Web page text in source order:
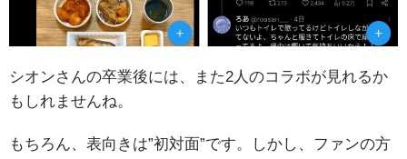
シオンさんの卒業後には、また2人のコラボが見れるか
もしれませんね。
もちろん、表向きは”初対面”です。しかし、ファンの方